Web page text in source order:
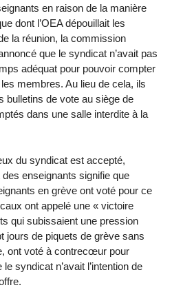
en raison de la manière
dont l’OEA dépouillait les
la réunion, la commission
que le syndicat n’avait pas
adéquat pour pouvoir compter
membres. Au lieu de cela, ils
bulletins de vote au siège de
dans une salle interdite à la
du syndicat est accepté,
des enseignants signifie que
en grève ont voté pour ce
ont appelé une « victoire
qui subissaient une pression
jours de piquets de grève sans
ont voté à contrecœur pour
syndicat n’avait l’intention de